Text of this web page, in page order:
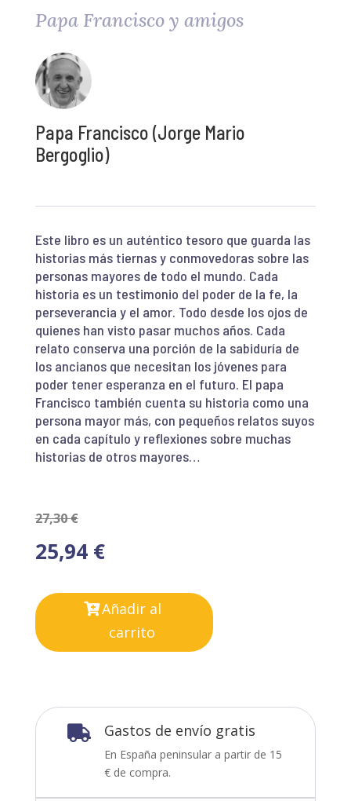
Papa Francisco y amigos
Papa Francisco (Jorge Mario
Bergoglio)
Este libro es un auténtico tesoro que guarda las
historias más tiernas y conmovedoras sobre las
personas mayores de todo el mundo. Cada
historia es un testimonio del poder de la fe, la
perseverancia y el amor. Todo desde los ojos de
quienes han visto pasar muchos años. Cada
relato conserva una porción de la sabiduría de
los ancianos que necesitan los jóvenes para
poder tener esperanza en el futuro. El papa
Francisco también cuenta su historia como una
persona mayor más, con pequeños relatos suyos
en cada capítulo y reflexiones sobre muchas
historias de otros mayores…
27,30€
25,94 €
Añadir al
carrito
 Gastos de envío gratis
En España peninsular a partir de 15
€ de compra.